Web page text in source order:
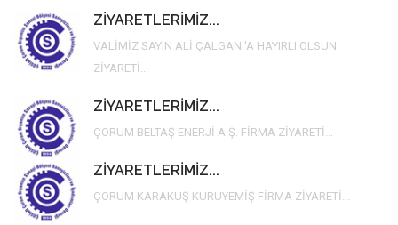
ZİYARETLERİMİZ...
VALİMİZ SAYIN ALİ ÇALGAN 'a HAYIRLI OLSUN
ZİYARETİ...
ZİYARETLERİMİZ...
ÇORUM BELTAŞ ENERJİ A.Ş. FİRMA ZİYARETİ...
ZİYARETLERİMİZ...
ÇORUM KARAKUŞ KURUYEMİŞ FİRMA ZİYARETİ...